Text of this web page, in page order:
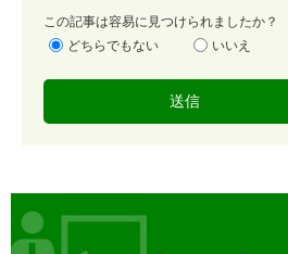
容
易
この記事は容易に見つけられましたか？
どちらでもない
いいえ